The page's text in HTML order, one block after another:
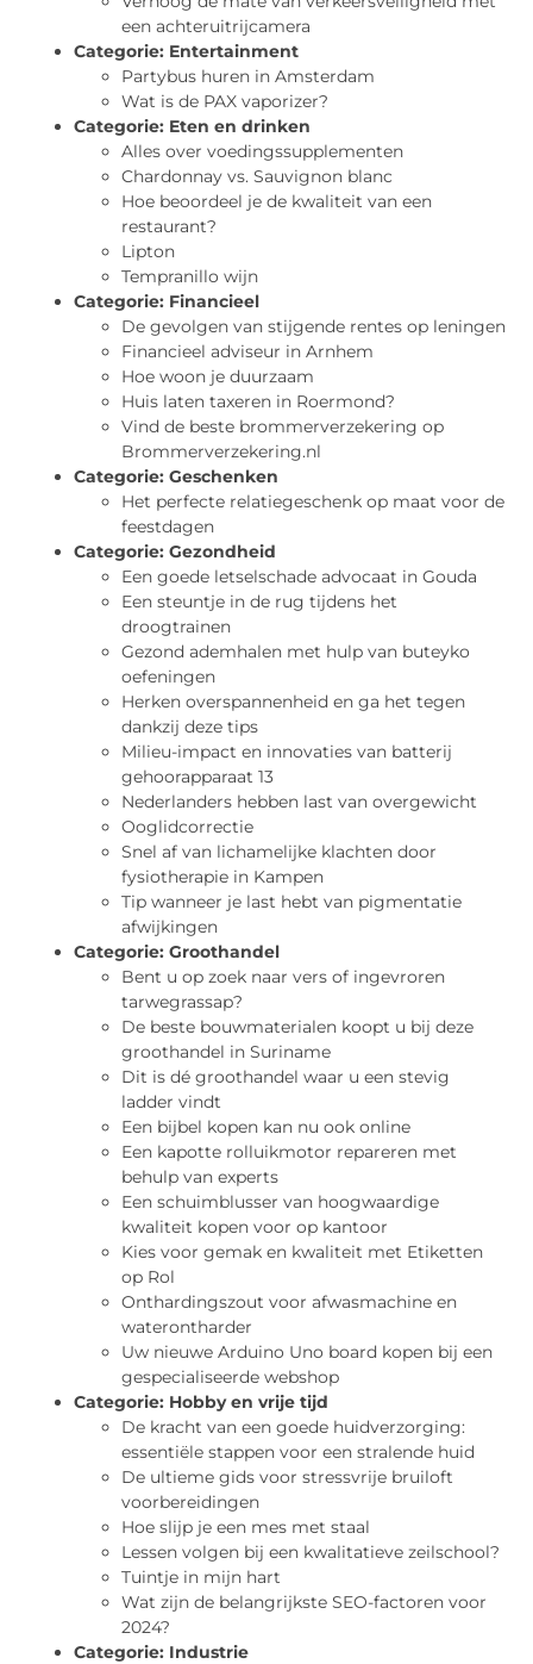
een achteruitrijcamera
Categorie: Entertainment
Partybus huren in Amsterdam
Wat is de PAX vaporizer?
Categorie: Eten en drinken
Alles over voedingssupplementen
Chardonnay vs. Sauvignon blanc
Hoe beoordeel je de kwaliteit van een
restaurant?
Lipton
Tempranillo wijn
Categorie: Financieel
De gevolgen van stijgende rentes op leningen
Financieel adviseur in Arnhem
Hoe woon je duurzaam
Huis laten taxeren in Roermond?
Vind de beste brommerverzekering op
Brommerverzekering.nl
Categorie: Geschenken
Het perfecte relatiegeschenk op maat voor de
feestdagen
Categorie: Gezondheid
Een goede letselschade advocaat in Gouda
Een steuntje in de rug tijdens het
droogtrainen
Gezond ademhalen met hulp van buteyko
oefeningen
Herken overspannenheid en ga het tegen
dankzij deze tips
Milieu-impact en innovaties van batterij
gehoorapparaat 13
Nederlanders hebben last van overgewicht
Ooglidcorrectie
Snel af van lichamelijke klachten door
fysiotherapie in Kampen
Tip wanneer je last hebt van pigmentatie
afwijkingen
Categorie: Groothandel
Bent u op zoek naar vers of ingevroren
tarwegrassap?
De beste bouwmaterialen koopt u bij deze
groothandel in Suriname
Dit is dé groothandel waar u een stevig
ladder vindt
Een bijbel kopen kan nu ook online
Een kapotte rolluikmotor repareren met
behulp van experts
Een schuimblusser van hoogwaardige
kwaliteit kopen voor op kantoor
Kies voor gemak en kwaliteit met Etiketten
op Rol
Onthardingszout voor afwasmachine en
waterontharder
Uw nieuwe Arduino Uno board kopen bij een
gespecialiseerde webshop
Categorie: Hobby en vrije tijd
De kracht van een goede huidverzorging:
essentiële stappen voor een stralende huid
De ultieme gids voor stressvrije bruiloft
voorbereidingen
Hoe slijp je een mes met staal
Lessen volgen bij een kwalitatieve zeilschool?
Tuintje in mijn hart
Wat zijn de belangrijkste SEO-factoren voor
2024?
Categorie: Industrie